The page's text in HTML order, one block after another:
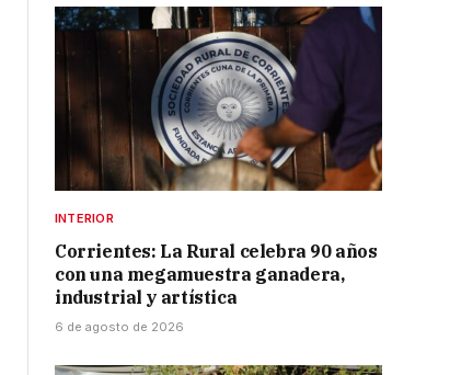
INTERIOR
Corrientes: La Rural celebra 90 años
con una megamuestra ganadera,
industrial y artística
6 de agosto de 2026